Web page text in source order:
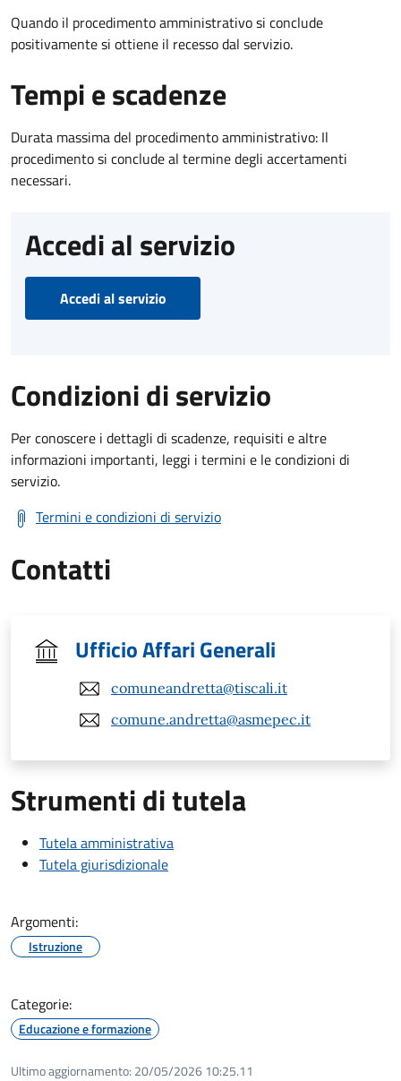
Quando il procedimento amministrativo si conclude
positivamente si ottiene il recesso dal servizio.
Tempi e scadenze
Durata massima del procedimento amministrativo: Il
procedimento si conclude al termine degli accertamenti
necessari.
Accedi al servizio
Accedi al servizio
Condizioni di servizio
Per conoscere i dettagli di scadenze, requisiti e altre
informazioni importanti, leggi i termini e le condizioni di
servizio.
Termini e condizioni di servizio
Contatti
Ufficio Affari Generali
comuneandretta@tiscali.it
comune.andretta@asmepec.it
Strumenti di tutela
Tutela amministrativa
Tutela giurisdizionale
Argomenti:
Istruzione
Categorie:
Educazione e formazione
Ultimo aggiornamento: 20/05/2026 10:25.11